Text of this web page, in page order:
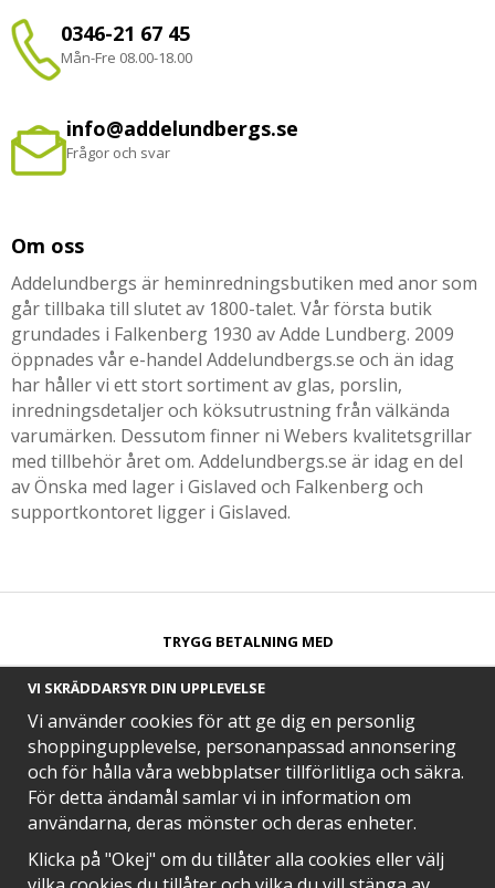
0346-21 67 45
Mån-Fre 08.00-18.00
info@addelundbergs.se
Frågor och svar
Om oss
Addelundbergs är heminredningsbutiken med anor som
går tillbaka till slutet av 1800-talet. Vår första butik
grundades i Falkenberg 1930 av Adde Lundberg. 2009
öppnades vår e-handel Addelundbergs.se och än idag
har håller vi ett stort sortiment av glas, porslin,
inredningsdetaljer och köksutrustning från välkända
varumärken. Dessutom finner ni Webers kvalitetsgrillar
med tillbehör året om. Addelundbergs.se är idag en del
av Önska med lager i Gislaved och Falkenberg och
supportkontoret ligger i Gislaved.
TRYGG BETALNING MED​
SNABB LEVERANS MED
VI SKRÄDDARSYR DIN UPPLEVELSE
Vi använder cookies för att ge dig en personlig
shoppingupplevelse, personanpassad annonsering
och för hålla våra webbplatser tillförlitliga och säkra.
För detta ändamål samlar vi in information om
användarna, deras mönster och deras enheter.
Klicka på "Okej" om du tillåter alla cookies eller välj